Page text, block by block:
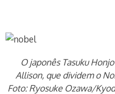
O japonês Tasuku
Allison, que dividem o
Foto: Ryosuke Ozawa/